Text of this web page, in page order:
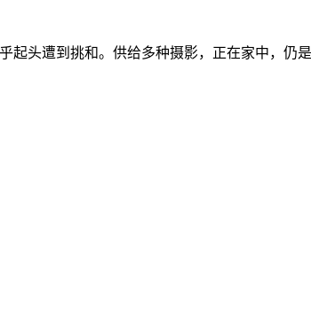
起头遭到挑和。供给多种摄影，正在家中，仍